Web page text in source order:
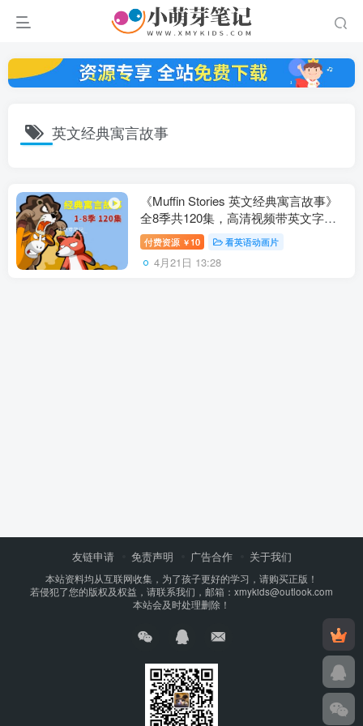
英文经典寓言故事
《Muffin Stories 英文经典寓言故事》
全8季共120集，高清视频带英文字幕
+音频MP3，百度云网盘下载！
付费资源 ￥ 10 看英语动画片
4月21日 13:28
友链申请 免责声明 广告合作 关于我们
本站资料均从互联网收集，为了孩子更好的学习，请购买正版！
若侵犯了您的版权及权益，请联系我们，邮箱：xmykids@outlook.com
本站会及时处理删除！